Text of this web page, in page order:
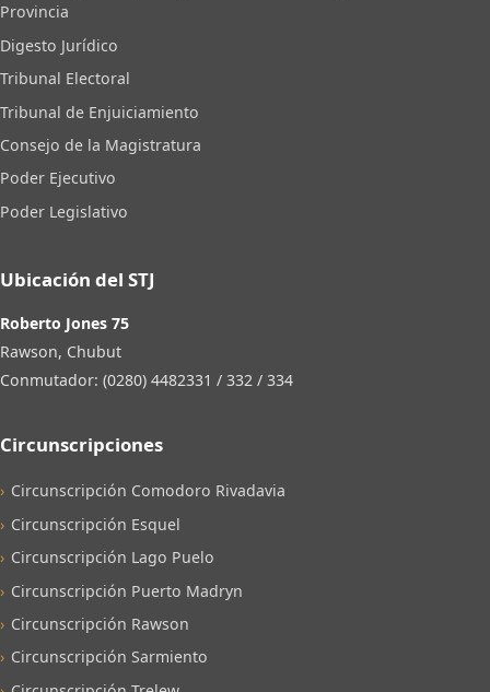
Provincia
Digesto Jurídico
Tribunal Electoral
Tribunal de Enjuiciamiento
Consejo de la Magistratura
Poder Ejecutivo
Poder Legislativo
Ubicación del STJ
Roberto Jones 75
Rawson, Chubut
Conmutador: (0280) 4482331 / 332 / 334
Circunscripciones
Circunscripción Comodoro Rivadavia
Circunscripción Esquel
Circunscripción Lago Puelo
Circunscripción Puerto Madryn
Circunscripción Rawson
Circunscripción Sarmiento